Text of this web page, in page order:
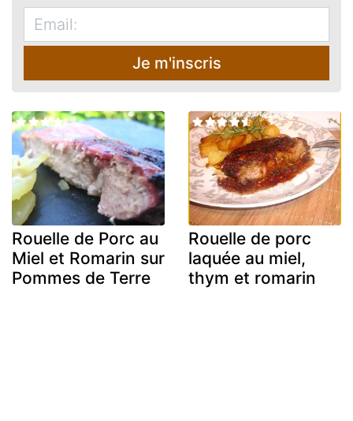
Je m'inscris
Rouelle de Porc au
Miel et Romarin sur
Pommes de Terre
Rouelle de porc
laquée au miel,
thym et romarin